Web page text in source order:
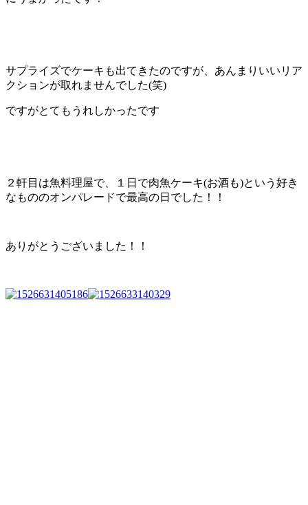
サプライズでケーキも出てきたのですが、あんまりいいリア
クションが取れませんでした(笑)
ですがとてもうれしかったです
２軒目は魚料理屋で、１日で肉魚ケーキ(お酒も)という好き
なもののオンパレードで最高の日でした！！
ありがとうございました！！